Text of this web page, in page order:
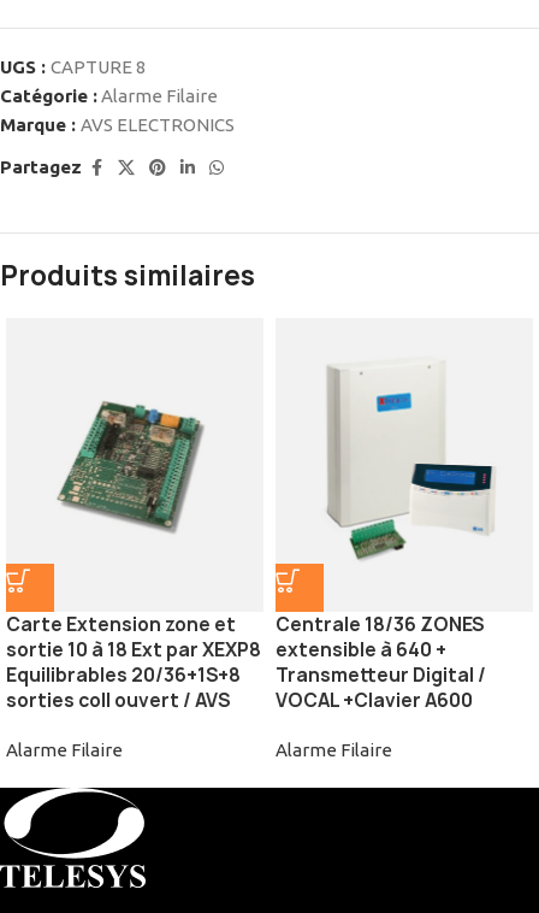
UGS : CAPTURE 8
Catégorie :Alarme Filaire
Marque : AVS ELECTRONICS
Partagez
Produits similaires
Carte Extension zone et
sortie 10 à 18 Ext par XEXP8
Equilibrables 20/36+1S+8
sorties coll ouvert / AVS
Alarme Filaire
Centrale 18/36 ZONES
extensible à 640 +
Transmetteur Digital /
VOCAL +Clavier A600
Alarme Filaire